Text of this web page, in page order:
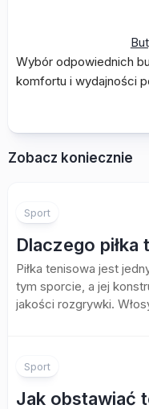
Wybór odpowiednich
komfortu i wydajności
Zobacz koniecznie
Sport
Dlaczego piłka
Piłka tenisowa jest
tym sporcie, a jej
jakości rozgrywki.
Sport
Jak obstawiać